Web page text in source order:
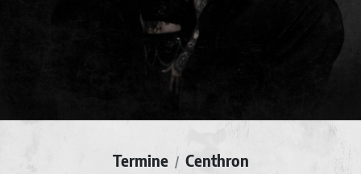
Termine / Centhron